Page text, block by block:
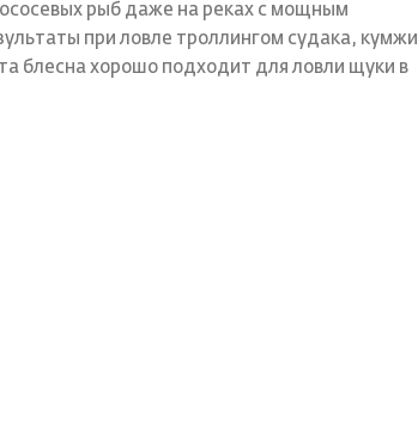
рыб даже на реках с мощным
при ловле троллингом судака, кумжи
блесна хорошо подходит для ловли щуки в